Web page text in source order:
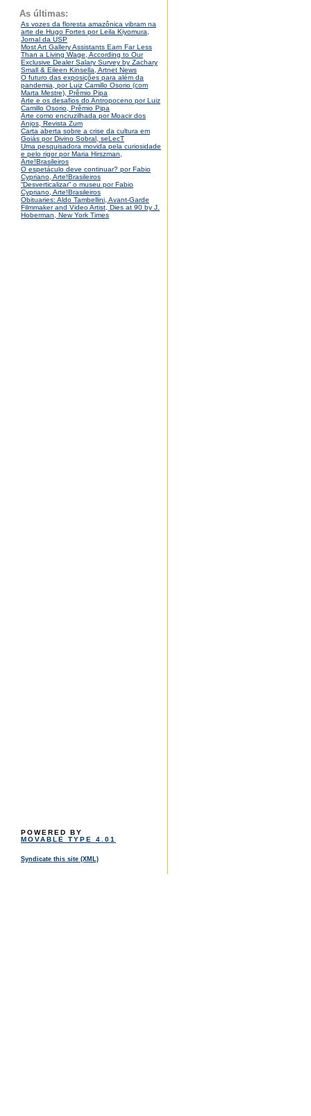
As últimas:
As vozes da floresta amazônica vibram na
arte de Hugo Fortes por Leila Kiyomura,
Jornal da USP
Most Art Gallery Assistants Earn Far Less
Than a Living Wage, According to Our
Exclusive Dealer Salary Survey by Zachary
Small & Eileen Kinsella, Artnet News
O futuro das exposições para além da
pandemia, por Luiz Camillo Osorio (com
Marta Mestre), Prêmio Pipa
Arte e os desafios do Antropoceno por Luiz
Camillo Osorio, Prêmio Pipa
Arte como encruzilhada por Moacir dos
Anjos, Revista Zum
Carta aberta sobre a crise da cultura em
Goiás por Divino Sobral, seLecT
Uma pesquisadora movida pela curiosidade
e pelo rigor por Maria Hirszman,
Arte!Brasileiros
O espetáculo deve continuar? por Fabio
Cypriano, Arte!Brasileiros
“Desverticalizar” o museu por Fabio
Cypriano, Arte!Brasileiros
Obituaries: Aldo Tambellini, Avant-Garde
Filmmaker and Video Artist, Dies at 90 by J.
Hoberman, New York Times
POWERED BY
MOVABLE TYPE 4.01
Syndicate this site (XML)